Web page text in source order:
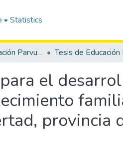
Statistics
Carrera de Educación Parvularia
el
provincia